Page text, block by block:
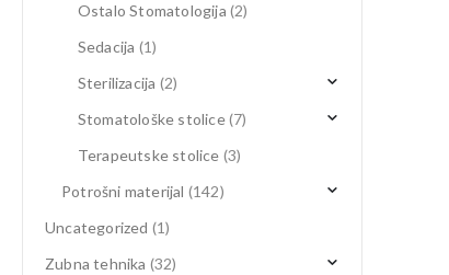
Ostalo Stomatologija (2)
Sedacija (1)
Sterilizacija (2)
Stomatološke stolice(7)
Terapeutske stolice (3)
Potrošni materijal (142)
Uncategorized (1)
Zubna tehnika (32)